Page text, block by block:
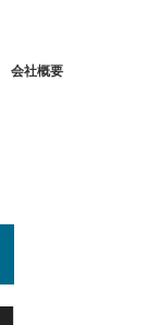
会社概要